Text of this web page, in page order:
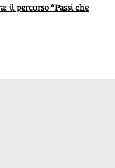
il percorso “Passi che